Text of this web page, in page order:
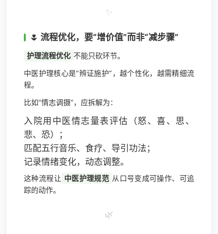
✨
🌷 流程优化，要“增价值”而非“减步骤”
护理流程优化 不能只砍环节。
中医护理核心是“辨证施护”，越个性化，越需精细流
程。
比如“情志调摄”，应拆解为：
入院用中医情志量表评估（怒、喜、思、
悲、恐）；
匹配五行音乐、食疗、导引功法；
记录情绪变化，动态调整。
这种流程让 中医护理规范 从口号变成可操作、可追
踪的动作。
🌿